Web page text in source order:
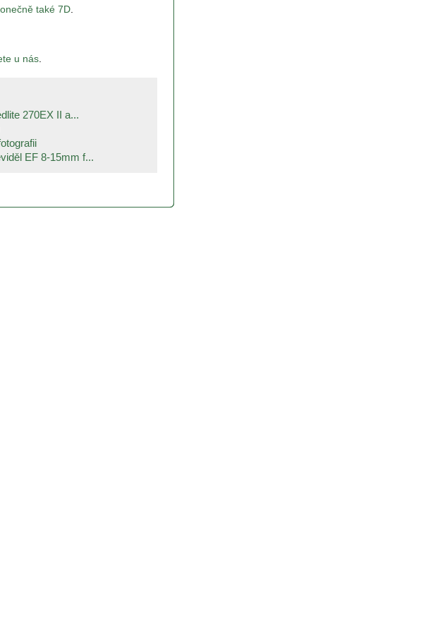
také 7D
u nás
270EX II a...
EF 8-15mm f...